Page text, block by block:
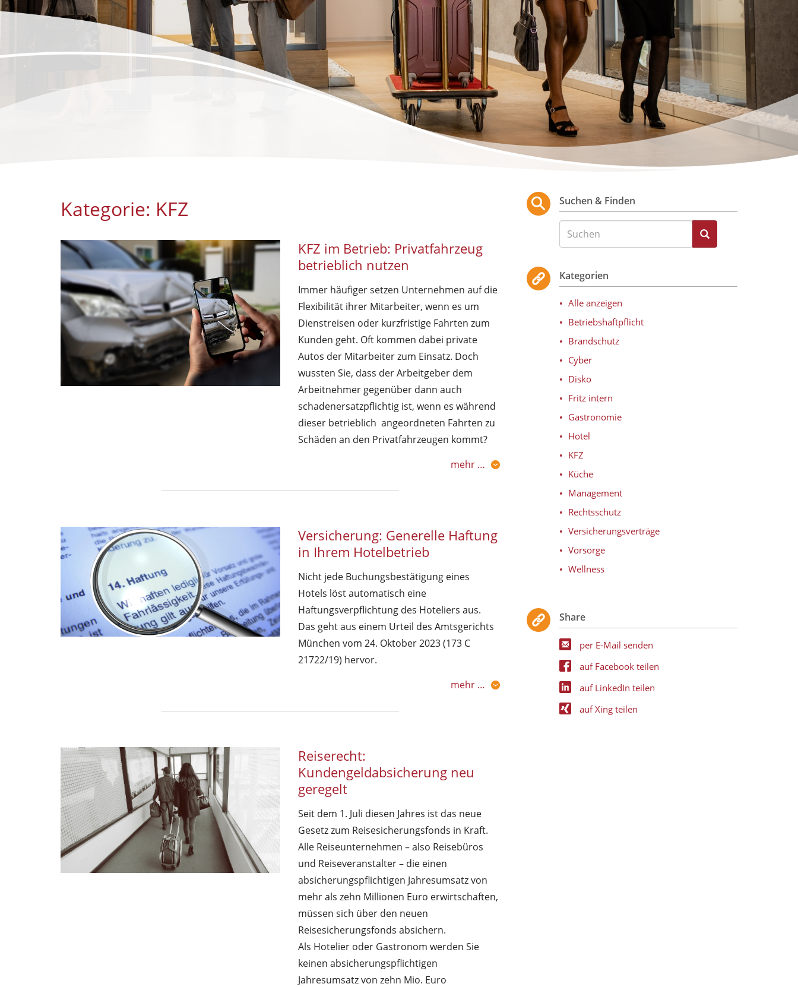
Kategorie: KFZ
KFZ im Betrieb: Privatfahrzeug
betrieblich nutzen
Immer häufiger setzen Unternehmen auf die
Flexibilität ihrer Mitarbeiter, wenn es um
Dienstreisen oder kurzfristige Fahrten zum
Kunden geht. Oft kommen dabei private
Autos der Mitarbeiter zum Einsatz. Doch
wussten Sie, dass der Arbeitgeber dem
Arbeitnehmer gegenüber dann auch
schadenersatzpflichtig ist, wenn es während
dieser betrieblich angeordneten Fahrten zu
Schäden an den Privatfahrzeugen kommt?
mehr …
Versicherung: Generelle Haftung
in Ihrem Hotelbetrieb
Nicht jede Buchungsbestätigung eines
Hotels löst automatisch eine
Haftungsverpflichtung des Hoteliers aus.
Das geht aus einem Urteil des Amtsgerichts
München vom 24. Oktober 2023 (173 C
21722/19) hervor.
mehr …
Reiserecht:
Kundengeldabsicherung neu
geregelt
Seit dem 1. Juli diesen Jahres ist das neue
Gesetz zum Reisesicherungsfonds in Kraft.
Alle Reiseunternehmen – also Reisebüros
und Reiseveranstalter – die einen
absicherungspflichtigen Jahresumsatz von
mehr als zehn Millionen Euro erwirtschaften,
müssen sich über den neuen
Reisesicherungsfonds absichern.
Als Hotelier oder Gastronom werden Sie
keinen absicherungspflichtigen
Jahresumsatz von zehn Mio. Euro
Suchen & Finden
Suche
Kategorien
Alle anzeigen
Betriebshaftpflicht
Brandschutz
Cyber
Disko
Fritz intern
Gastronomie
Hotel
KFZ
Küche
Management
Rechtsschutz
Versicherungsverträge
Vorsorge
Wellness
Share
per E-Mail senden
auf Facebook teilen
auf LinkedIn teilen
auf Xing teilen